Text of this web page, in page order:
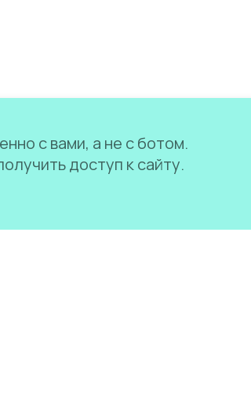
с вами, а не с ботом.
доступ к сайту.